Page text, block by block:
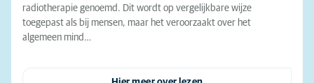
radiotherapie genoemd. Dit wordt op vergelijkbare wijze
toegepast als bij mensen, maar het veroorzaakt over het
algemeen mind…